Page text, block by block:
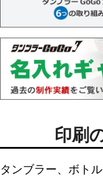
印刷
タンブラー、ボト